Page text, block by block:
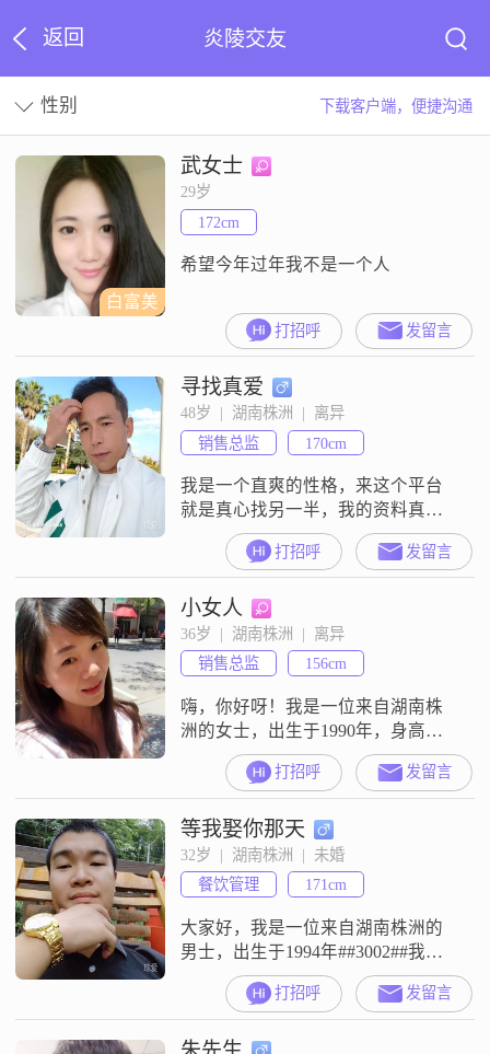
返回 炎陵交友
性别 下载客户端，便捷沟通
白富美
武女士
29岁
172cm
希望今年过年我不是一个人
打招呼 发留言
寻找真爱
48岁  |  湖南株洲  |  离异
销售总监
170cm
我是一个直爽的性格，来这个平台
就是真心找另一半，我的资料真
实，希望我的真爱在此相聚，共度
美好的未来，谐手余生##3002##
打招呼 发留言
小女人
36岁  |  湖南株洲  |  离异
销售总监
156cm
嗨，你好呀！我是一位来自湖南株
洲的女士，出生于1990年，身高
156cm，或许在人群中不是特别显
眼，但我有自己的独特魅力。我目
前的工作收入稳定在3001到5000元
之间，虽然不算特别高，但足够让
我过上自己想要的生活。我学历是
高中及以下，但我始终相信，学历
并不是衡量一个人的全部标准。我
更看重的是一个人的品格和能力。
我性格
打招呼 发留言
等我娶你那天
32岁  |  湖南株洲  |  未婚
餐饮管理
171cm
大家好，我是一位来自湖南株洲的
男士，出生于1994年##3002##我的
身高大约是166厘米，目前从事一份
稳定的工作，月收入在8001到12000
元之间##3002##虽然我的学历是高
中及以下，但我一直保持着学习的
打招呼 发留言